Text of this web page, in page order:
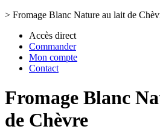
> Fromage Blanc Nature au lait de
Accès direct
Commander
Mon compte
Contact
Fromage Blanc
de Chèvre